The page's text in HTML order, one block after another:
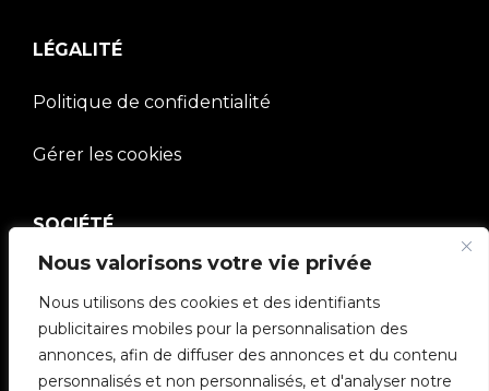
Nous valorisons votre vie privée
Nous utilisons des cookies et des identifiants
publicitaires mobiles pour la personnalisation des
annonces, afin de diffuser des annonces et du contenu
personnalisés et non personnalisés, et d'analyser notre
LÉGALITÉ
Politique de confidentialité
Gérer les cookies
SOCIÉTÉ
Communauté V2C
e-Chargers
V2C Cloud